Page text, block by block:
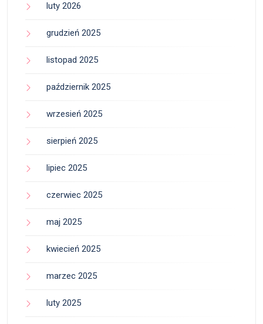
luty 2026
grudzień 2025
listopad 2025
październik 2025
wrzesień 2025
sierpień 2025
lipiec 2025
czerwiec 2025
maj 2025
kwiecień 2025
marzec 2025
luty 2025